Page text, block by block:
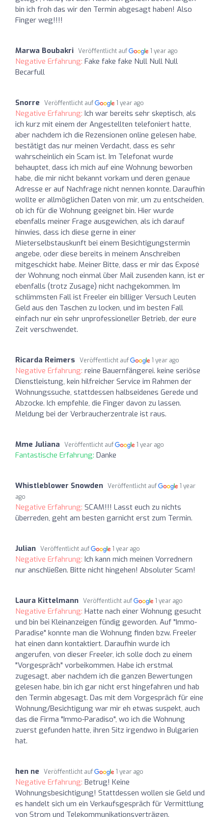
bin ich froh das wir den Termin abgesagt haben! Also
Finger weg!!!!
Marwa Boubakri Veröffentlicht auf 1 year ago
Negative Erfahrung: Fake fake fake Null Null Null
Becarfull
Snorre Veröffentlicht auf 1 year ago
Negative Erfahrung: Ich war bereits sehr skeptisch, als
ich kurz mit einem der Angestellten telefoniert hatte,
aber nachdem ich die Rezensionen online gelesen habe,
bestätigt das nur meinen Verdacht, dass es sehr
wahrscheinlich ein Scam ist. Im Telefonat wurde
behauptet, dass ich mich auf eine Wohnung beworben
habe, die mir nicht bekannt vorkam und deren genaue
Adresse er auf Nachfrage nicht nennen konnte. Daraufhin
wollte er allmöglichen Daten von mir, um zu entscheiden,
ob ich für die Wohnung geeignet bin. Hier wurde
ebenfalls meiner Frage ausgewichen, als ich darauf
hinwies, dass ich diese gerne in einer
Mieterselbstauskunft bei einem Besichtigungstermin
angebe, oder diese bereits in meinem Anschreiben
mitgeschickt habe. Meiner Bitte, dass er mir das Exposé
der Wohnung noch einmal über Mail zusenden kann, ist er
ebenfalls (trotz Zusage) nicht nachgekommen. Im
schlimmsten Fall ist Freeler ein billiger Versuch Leuten
Geld aus den Taschen zu locken, und im besten Fall
einfach nur ein sehr unprofessioneller Betrieb, der eure
Zeit verschwendet.
Ricarda Reimers Veröffentlicht auf 1 year ago
Negative Erfahrung: reine Bauernfängerei. keine seriöse
Dienstleistung, kein hilfreicher Service im Rahmen der
Wohnungssuche, stattdessen halbseidenes Gerede und
Abzocke. Ich empfehle, die Finger davon zu lassen.
Meldung bei der Verbraucherzentrale ist raus.
Mme Juliana Veröffentlicht auf 1 year ago
Fantastische Erfahrung: Danke
Whistleblower Snowden Veröffentlicht auf
1 year
ago
Negative Erfahrung: SCAM!!! Lasst euch zu nichts
überreden, geht am besten garnicht erst zum Termin.
Julian Veröffentlicht auf 1 year ago
Negative Erfahrung: Ich kann mich meinen Vorrednern
nur anschließen. Bitte nicht hingehen! Absoluter Scam!
Laura Kittelmann Veröffentlicht auf 1 year ago
Negative Erfahrung: Hatte nach einer Wohnung gesucht
und bin bei Kleinanzeigen fündig geworden. Auf "Immo-
Paradise" konnte man die Wohnung finden bzw. Freeler
hat einen dann kontaktiert. Daraufhin wurde ich
angerufen, von dieser Freeler, ich solle doch zu einem
"Vorgespräch" vorbeikommen. Habe ich erstmal
zugesagt, aber nachdem ich die ganzen Bewertungen
gelesen habe, bin ich gar nicht erst hingefahren und hab
den Termin abgesagt. Das mit dem Vorgespräch für eine
Wohnung/Besichtigung war mir eh etwas suspekt, auch
das die Firma "Immo-Paradiso", wo ich die Wohnung
zuerst gefunden hatte, ihren Sitz irgendwo in Bulgarien
hat.
hen ne Veröffentlicht auf 1 year ago
Negative Erfahrung: Betrug! Keine
Wohnungsbesichtigung! Stattdessen wollen sie Geld und
es handelt sich um ein Verkaufsgespräch für Vermittlung
von Strom und Telekommunikationsverträgen.